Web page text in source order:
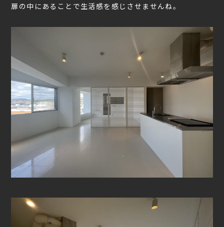
扉の中にあることで生活感を感じさせませんね。